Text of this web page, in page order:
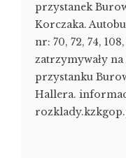
przystanek
Korczaka.
nr: 70, 72, 74,
zatrzymywały
przystanku
Hallera.